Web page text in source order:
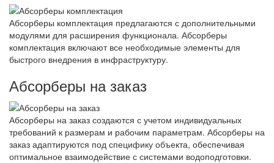
Абсорберы комплектация предлагаются с дополнительными
модулями для расширения функционала. Абсорберы
комплектация включают все необходимые элементы для
быстрого внедрения в инфраструктуру.
Абсорберы на заказ
Абсорберы на заказ создаются с учетом индивидуальных
требований к размерам и рабочим параметрам. Абсорберы на
заказ адаптируются под специфику объекта, обеспечивая
оптимальное взаимодействие с системами водоподготовки.